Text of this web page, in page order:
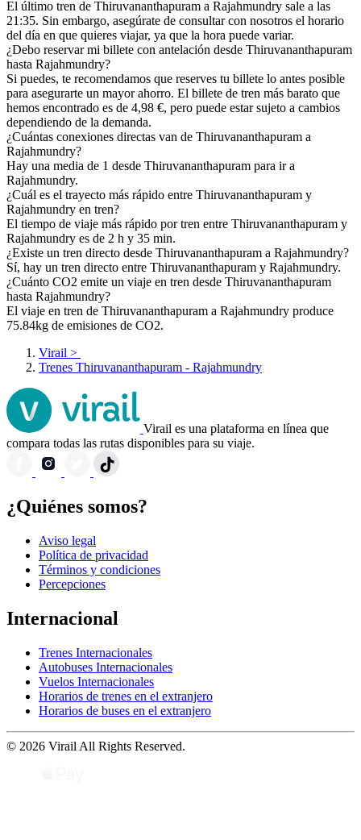
El último tren de Thiruvananthapuram a Rajahmundry sale a las
21:35. Sin embargo, asegúrate de consultar con nosotros el horario
del día en que quieres viajar, ya que la hora puede variar.
¿Debo reservar mi billete con antelación desde Thiruvananthapuram
hasta Rajahmundry?
Si puedes, te recomendamos que reserves tu billete lo antes posible
para asegurarte un mayor ahorro. El billete de tren más barato que
hemos encontrado es de 4,98 €, pero puede estar sujeto a cambios
dependiendo de la demanda.
¿Cuántas conexiones directas van de Thiruvananthapuram a
Rajahmundry?
Hay una media de 1 desde Thiruvananthapuram para ir a
Rajahmundry.
¿Cuál es el trayecto más rápido entre Thiruvananthapuram y
Rajahmundry en tren?
El tiempo de viaje más rápido por tren entre Thiruvananthapuram y
Rajahmundry es de 2 h y 35 min.
¿Existe un tren directo desde Thiruvananthapuram a Rajahmundry?
Sí, hay un tren directo entre Thiruvananthapuram y Rajahmundry.
¿Cuánto CO2 emite un viaje en tren desde Thiruvananthapuram
hasta Rajahmundry?
El viaje en tren de Thiruvananthapuram a Rajahmundry produce
75.84kg de emisiones de CO2.
Virail >
Trenes Thiruvananthapuram - Rajahmundry
Virail es una plataforma en línea que
compara todas las rutas disponibles para su viaje.
¿Quiénes somos?
Aviso legal
Política de privacidad
Términos y condiciones
Percepciones
Internacional
Trenes Internacionales
Autobuses Internacionales
Vuelos Internacionales
Horarios de trenes en el extranjero
Horarios de buses en el extranjero
© 2026 Virail All Rights Reserved.